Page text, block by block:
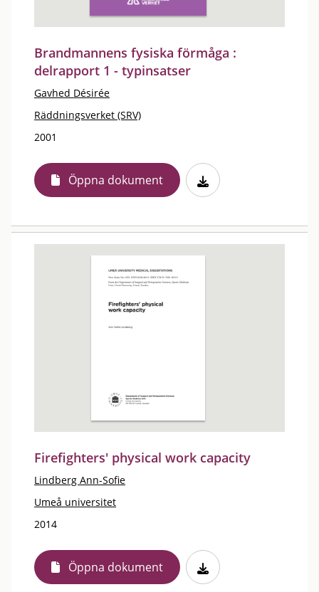
Brandmannens fysiska förmåga :
delrapport 1 - typinsatser
Gavhed Désirée
Räddningsverket (SRV)
2001
Öppna dokument
Firefighters' physical work capacity
Lindberg Ann-Sofie
Umeå universitet
2014
Öppna dokument